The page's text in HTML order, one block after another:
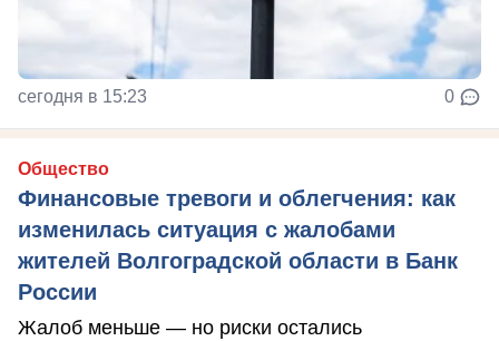
сегодня в 15:23 0
Общество
Финансовые тревоги и облегчения: как
изменилась ситуация с жалобами
жителей Волгоградской области в Банк
России
Жалоб меньше — но риски остались